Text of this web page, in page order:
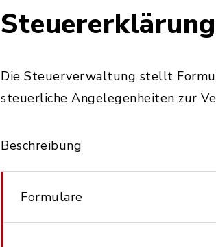
Die Steuerverwaltung stellt
steuerliche Angelegenheiten zur
Beschreibung
Formulare